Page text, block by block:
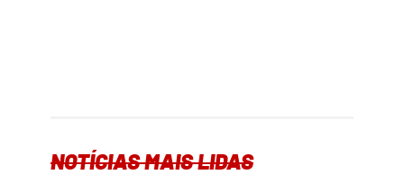
NOTÍCIAS MAIS LIDAS